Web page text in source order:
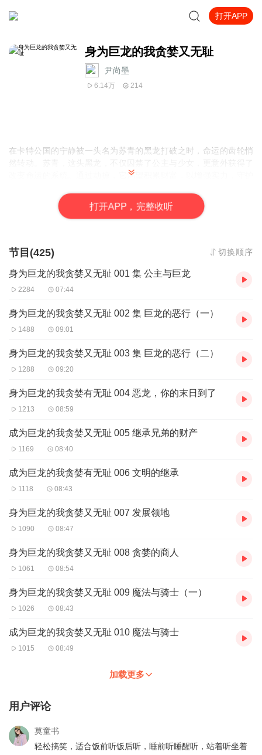
打开APP
身为巨龙的我贪婪又无耻
尹尚墨
6.14万 214
在卡特公国的宁静被一头名为苏青的黑龙打破之时，命运的齿轮悄
改变命运的系统。通过劫掠，它渴望积累财富，以增强实力，守护
幼龙之躯，挑战着命运的枷锁。财富的累积，力量的提升，每一步
都预示着可能的蜕变。苏青能否成为真正的霸主？
打开APP，完整收听
节目(425) 切换顺序
身为巨龙的我贪婪又无耻 001 集 公主与巨龙
2284 07:44
身为巨龙的我贪婪又无耻 002 集 巨龙的恶行（一）
1488 09:01
身为巨龙的我贪婪又无耻 003 集 巨龙的恶行（二）
1288 09:20
身为巨龙的我贪婪有无耻 004 恶龙，你的末日到了
1213 08:59
成为巨龙的我贪婪又无耻 005 继承兄弟的财产
1169 08:40
成为巨龙的我贪婪有无耻 006 文明的继承
1118 08:43
身为巨龙的我贪婪又无耻 007 发展领地
1090 08:47
身为巨龙的我贪婪又无耻 008 贪婪的商人
1061 08:54
身为巨龙的我贪婪又无耻 009 魔法与骑士（一）
1026 08:43
成为巨龙的我贪婪又无耻 010 魔法与骑士
1015 08:49
加载更多
用户评论
莫童书
轻松搞笑，适合饭前听饭后听，睡前听睡醒听，站着听坐着